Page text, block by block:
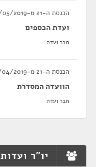
הכנסת ה-21 מ-06/05/2019 עד 03/10/2019
ועדת הכספים
חבר ועדה
הכנסת ה-21 מ-30/04/2019 עד 03/10/2019
הוועדה המסדרת
חבר ועדה
יו"ר ועדות